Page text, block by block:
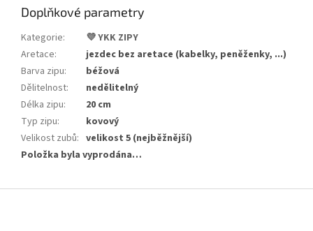
Doplňkové parametry
Kategorie:
💜 YKK ZIPY
Aretace:
jezdec bez aretace (kabelky, peněženky, ...)
Barva zipu:
béžová
Dělitelnost:
nedělitelný
Délka zipu:
20 cm
Typ zipu:
kovový
Velikost zubů: velikost 5 (nejběžnější)
Položka byla vyprodána…